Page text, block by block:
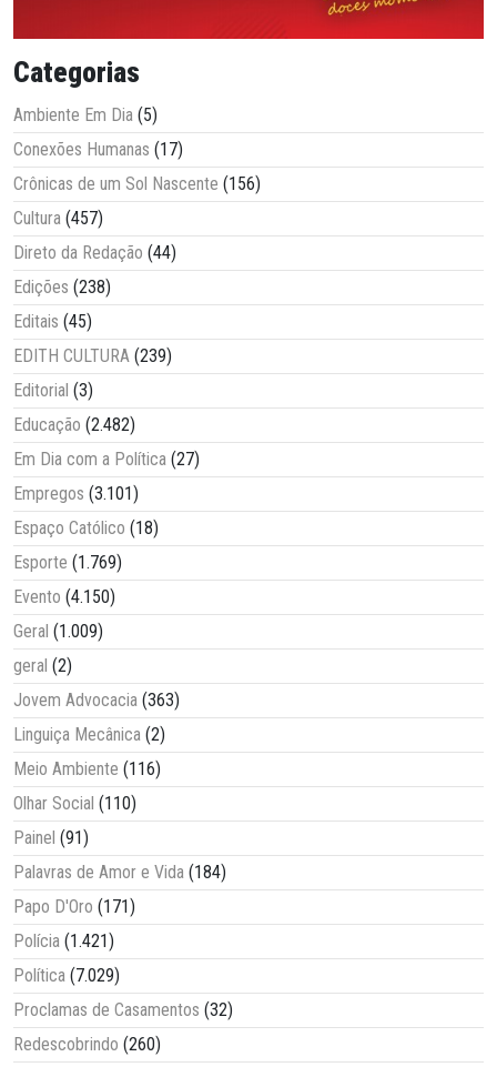
Categorias
Ambiente Em Dia (5)
Conexões Humanas (17)
Crônicas de um Sol Nascente (156)
Cultura (457)
Direto da Redação (44)
Edições (238)
Editais (45)
EDITH CULTURA (239)
Editorial (3)
Educação (2.482)
Em Dia com a Política (27)
Empregos (3.101)
Espaço Católico (18)
Esporte (1.769)
Evento (4.150)
Geral (1.009)
geral (2)
Jovem Advocacia (363)
Linguiça Mecânica (2)
Meio Ambiente (116)
Olhar Social (110)
Painel (91)
Palavras de Amor e Vida (184)
Papo D'Oro (171)
Polícia (1.421)
Política (7.029)
Proclamas de Casamentos (32)
Redescobrindo (260)